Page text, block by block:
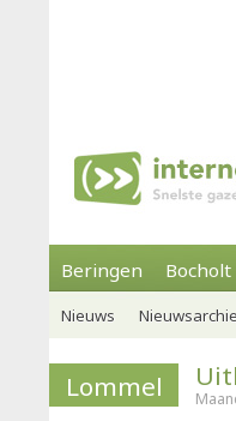
Beringen Bocholt
Nieuws
Lommel